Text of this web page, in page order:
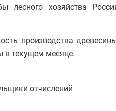
лесного хозяйства
производства
в текущем месяце.
отчислений